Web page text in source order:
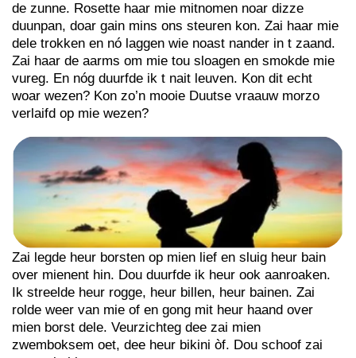
de zunne. Rosette haar mie mitnomen noar dizze
duunpan, doar gain mins ons steuren kon. Zai haar mie
dele trokken en nó laggen wie noast nander in t zaand.
Zai haar de aarms om mie tou sloagen en smokde mie
vureg. En nóg duurfde ik t nait leuven. Kon dit echt
woar wezen? Kon zo’n mooie Duutse vraauw morzo
verlaifd op mie wezen?
Zai legde heur borsten op mien lief en sluig heur bain
over mienent hin. Dou duurfde ik heur ook aanroaken.
Ik streelde heur rogge, heur billen, heur bainen. Zai
rolde weer van mie of en gong mit heur haand over
mien borst dele. Veurzichteg dee zai mien
zwemboksem oet, dee heur bikini òf. Dou schoof zai